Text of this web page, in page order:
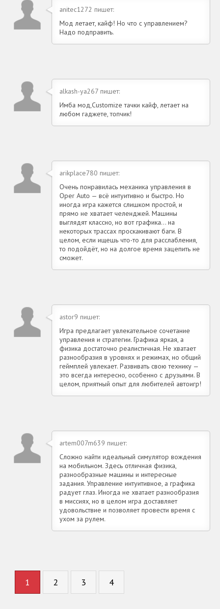
anitec1272 пишет:
Мод летает, кайф! Но что с управлением?
Надо подправить.
alkash-ya267 пишет:
Имба мод,Customize тачки кайф, летает на
любом гаджете, топчик!
arikplace780 пишет:
Очень понравилась механика управления в
Oper Auto — всё интуитивно и быстро. Но
иногда игра кажется слишком простой, и
прямо не хватает челенджей. Машины
выглядят классно, но вот графика... на
некоторых трассах проскакивают баги. В
целом, если ищешь что-то для расслабления,
то подойдёт, но на долгое время зацепить не
сможет.
astor9 пишет:
Игра предлагает увлекательное сочетание
управления и стратегии. Графика яркая, а
физика достаточно реалистичная. Не хватает
разнообразия в уровнях и режимах, но общий
геймплей увлекает. Развивать свою технику —
это всегда интересно, особенно с друзьями. В
целом, приятный опыт для любителей автоигр!
artem007m639 пишет:
Сложно найти идеальный симулятор вождения
на мобильном. Здесь отличная физика,
разнообразные машины и интересные
задания. Управление интуитивное, а графика
радует глаз. Иногда не хватает разнообразия
в миссиях, но в целом игра доставляет
удовольствие и позволяет провести время с
ухом за рулем.
1 2 3 4